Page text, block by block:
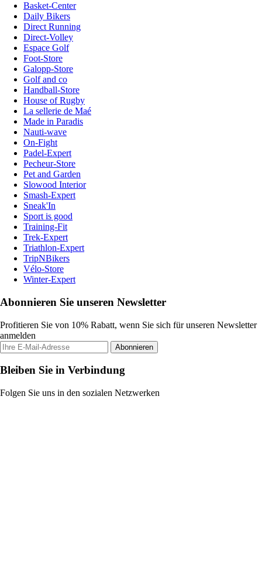
Basket-Center
Daily Bikers
Direct Running
Direct-Volley
Espace Golf
Foot-Store
Galopp-Store
Golf and co
Handball-Store
House of Rugby
La sellerie de Maé
Made in Paradis
Nauti-wave
On-Fight
Padel-Expert
Pecheur-Store
Pet and Garden
Slowood Interior
Smash-Expert
Sneak'In
Sport is good
Training-Fit
Trek-Expert
Triathlon-Expert
TripNBikers
Vélo-Store
Winter-Expert
Abonnieren Sie unseren Newsletter
Profitieren Sie von 10% Rabatt, wenn Sie sich für unseren Newsletter
anmelden
Abonnieren
Bleiben Sie in Verbindung
Folgen Sie uns in den sozialen Netzwerken